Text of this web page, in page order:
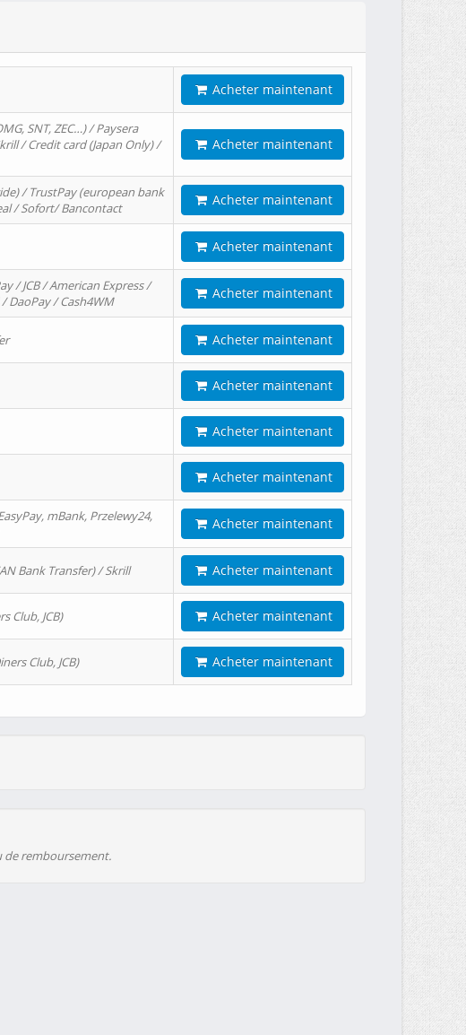
Acheter maintenant
SNT, ZEC…) / Paysera
/ Credit card (Japan Only) /
Acheter maintenant
/ TrustPay (european bank
/ Sofort/ Bancontact
Acheter maintenant
Acheter maintenant
/ JCB / American Express /
DaoPay / Cash4WM
Acheter maintenant
Acheter maintenant
Acheter maintenant
Acheter maintenant
Acheter maintenant
mBank, Przelewy24,
Acheter maintenant
Bank Transfer) / Skrill Acheter maintenant
Club, JCB) Acheter maintenant
Club, JCB) Acheter maintenant
de remboursement.